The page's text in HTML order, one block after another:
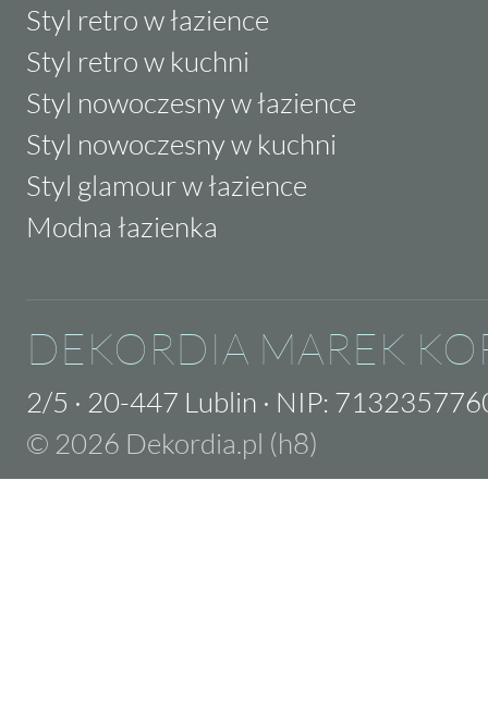
Styl retro w łazience
Styl retro w kuchni
Styl nowoczesny w łazience
Styl nowoczesny w kuchni
Styl glamour w łazience
Modna łazienka
DEKORDIA MAREK
2/5 · 20-447 Lublin · NIP:
© 2026 Dekordia.pl (h8)